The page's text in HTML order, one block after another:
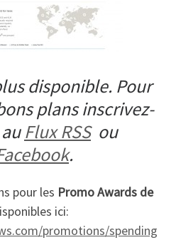
disponible. Pour
plans inscrivez-
Flux RSSou
.
pour les Promo Awards de
ici:
promotions/spending